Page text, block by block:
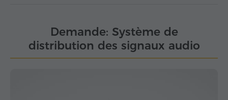
Demande: Système de
distribution des signaux audio